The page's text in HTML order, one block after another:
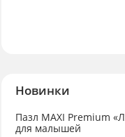
Новинки
Пазл MAXI Premium
для малышей